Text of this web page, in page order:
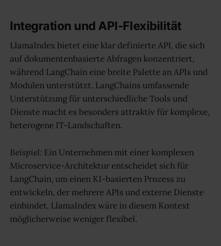
Integration und API-Flexibilität
LlamaIndex bietet eine klar definierte API, die sich
auf dokumentenbasierte Abfragen konzentriert,
während LangChain eine breite Palette an APIs und
Modulen unterstützt. LangChains umfassende
Unterstützung für unterschiedliche Tools und
Dienste macht es besonders attraktiv für komplexe,
heterogene IT-Landschaften.
Beispiel: Ein Unternehmen mit einer komplexen
Microservice-Architektur entscheidet sich für
LangChain, um einen KI-basierten Prozess zu
entwickeln, der mehrere APIs und externe Dienste
einbindet. LlamaIndex wäre in diesem Kontext
möglicherweise weniger flexibel.